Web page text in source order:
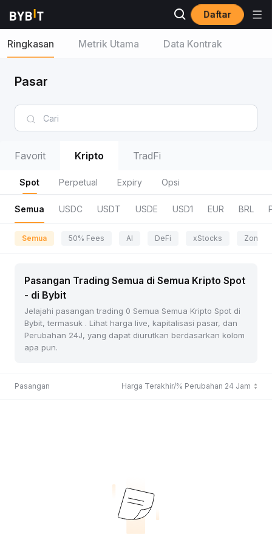
Daftar
Ringkasan Metrik Utama Data Kontrak
Pasar
Favorit Kripto TradFi
Spot Perpetual Expiry Opsi
Semua USDC USDT USDE USD1 EUR BRL
Semua 50% Fees AI DeFi xStocks Zona
Pasangan Trading Semua di Semua Kripto Spot
- di Bybit
Jelajahi pasangan trading 0 Semua Semua Kripto Spot di
Bybit, termasuk . Lihat harga live, kapitalisasi pasar, dan
Perubahan 24J, yang dapat diurutkan berdasarkan kolom
apa pun.
Pasangan Harga Terakhir/% Perubahan 24 Jam